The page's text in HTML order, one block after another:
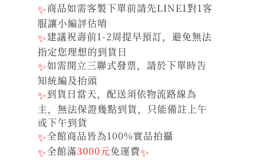
✨商品如需客製下單前請先LINE1對1客
服讓小編評估唷
✨建議祝壽前1-2周提早預訂，避免無法
指定您理想的到貨日
✨如需開立三聯式發票，請於下單時告
知統編及抬頭
✨到貨日當天，配送須依物流路線為
主，無法保證幾點到貨，只能備註上午
或下午到貨
✨全館商品皆為100%實品拍攝
✨全館滿3000元免運費✨